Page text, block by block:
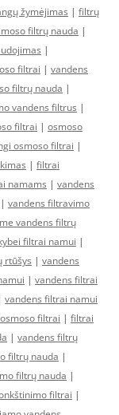
žymėjimas | filtrų
filtrų nauda |
|
filtrai | vandens
filtrų nauda |
vandens filtrus |
filtrai | osmoso
osmoso filtrai |
| filtrai
namams | vandens
| vandens filtravimo
vandens filtrų
filtrai namui |
rtūšys | vandens
| vandens filtrai
vandens filtrai namui
filtrai | filtrai
| vandens filtrų
filtrų nauda |
filtrų nauda |
filtrai |